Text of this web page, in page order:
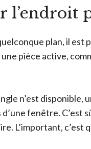
l’endroit
plan, il est
pièce active,
n’est
fenêtre. C’est
L’important, c’est